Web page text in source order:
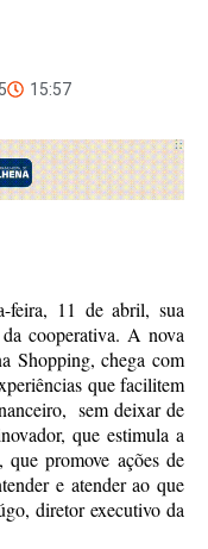
15:57
feira, 11 de abril, sua
cooperativa. A nova
Shopping, chega com
que facilitem
sem deixar de
que estimula a
promove ações de
e atender ao que
diretor executivo da